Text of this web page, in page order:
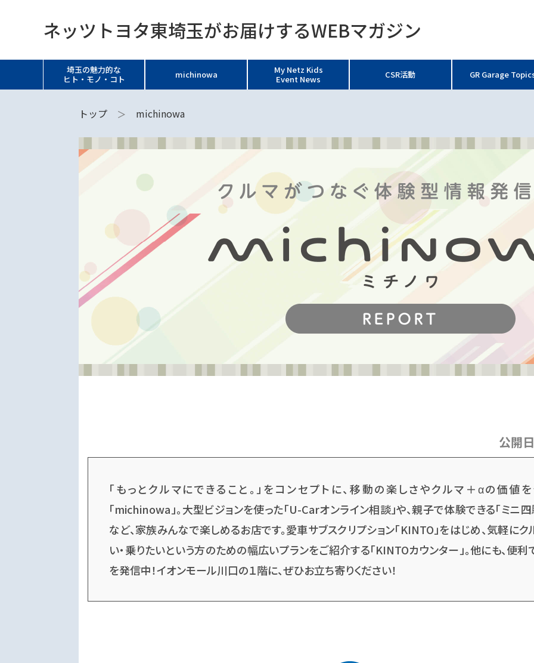
ネッツトヨタ東埼玉がお届けするWEBマガジン
埼玉の魅力的な
ヒト・モノ・コト
michinowa
My Netz Kids
Event News
CSR活動 GR Garage
トップ michinowa
公開
「もっとクルマにできること。」をコンセプトに、移動の楽しさやクルマ＋αの価値
「michinowa」。大型ビジョンを使った「U-Carオンライン相談」や、親子で体験できる「ミニ
など、家族みんなで楽しめるお店です。愛車サブスクリプション「KINTO」をはじめ、気軽に
い・乗りたいという方のための幅広いプランをご紹介する「KINTOカウンター」。他にも、便
を発信中！イオンモール川口の１階に、ぜひお立ち寄りください！